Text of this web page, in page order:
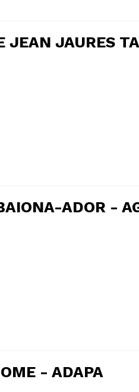
JEAN JAURES
ADOR -
- ADAPA